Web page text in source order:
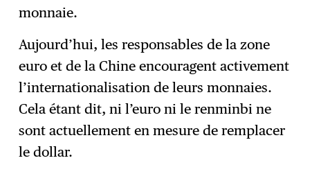
monnaie.
Aujourd’hui, les responsables de la zone
euro et de la Chine encouragent activement
l’internationalisation de leurs monnaies.
Cela étant dit, ni l’euro ni le renminbi ne
sont actuellement en mesure de remplacer
le dollar.